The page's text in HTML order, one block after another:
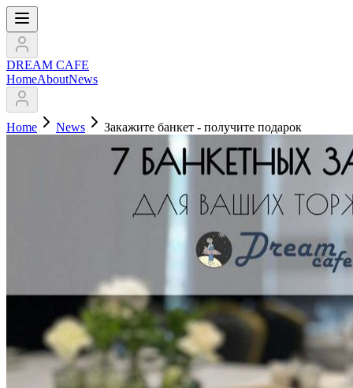
DREAM CAFE
HomeAboutNews
Home News Закажите банкет - получите подарок